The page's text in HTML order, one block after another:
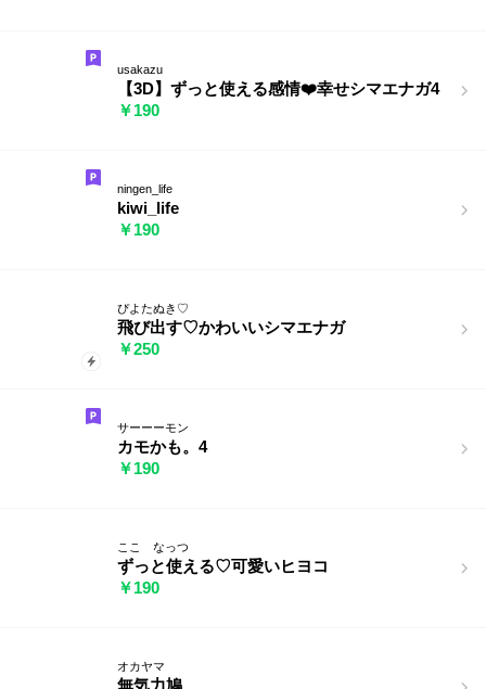
usakazu
【3D】ずっと使える感情❤️幸せシマエナガ4
￥190
ningen_life
kiwi_life
￥190
ぴよたぬき♡
飛び出す♡かわいいシマエナガ
￥250
サーーーモン
カモかも。4
￥190
ここ なっつ
ずっと使える♡可愛いヒヨコ
￥190
オカヤマ
無気力鳩